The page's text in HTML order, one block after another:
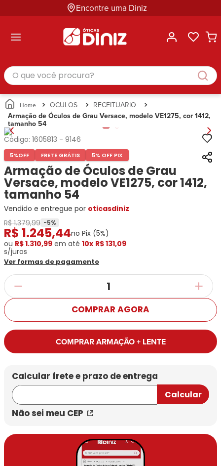
Encontre uma Diniz
Masculino
Feminino
Infantil
Unissex
Busque
Por
Marcas
Ana
Hickmann
Bulget
Miu-
Miu
Guess
Lacoste
Ray-
Ban
Todas
as
Marcas
Marcas
Exclusivas
Dii
DNZ
Todas
Categorias
Masculino
Feminino
Infantil
Unissex
Busque
Por
Marcas
Ray-
Ban
Prada
Ana
Hickmann
Tecnol
Miu-
Miu
Polaroid
Vogue
Todas
as
Marcas
Marcas
Collection
Totas
Correntes
para
Óculos
Estojos
para
Óculos
Soluções
e
Cuidados
Busque
Ray-
Ban
Prada
Exchange
Tommy
Hilfiger
Ana
Hickmann
Guess
Speedo
Atittude
Bulget
Todas
as
Marcas
Marcas
Exclusivas
Dii
Hit
Categoria
Armações
de Óculos
Óculos
de Sol
Corrente
para
Estojo
para
Óculos
Gênero
Masculino
Feminino
Infantil
Unissex
Marcas
Exclusivas
Dii
Collection
DNZ
Hit
O que você procura?
OCULOS
RECEITUARIO
Armação de Óculos de Grau Versace, modelo VE1275, cor 1412,
tamanho 54
Código: 1605813 - 9146
5%OFF FRETE GRÁTIS 5% OFF PIX
Armação de Óculos de Grau
Versace, modelo VE1275, cor 1412,
tamanho 54
Vendido e entregue por oticasdiniz
R$ 1.379,99 -5%
R$ 1.245,44no Pix (5%)
ou R$ 1.310,99 em até 10x R$ 131,09
s/juros
Ver formas de pagamento
COMPRAR AGORA
COMPRAR ARMAÇÃO + LENTE
Não sei meu CEP